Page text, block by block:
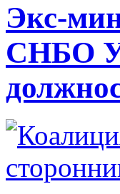
Экс-
СНБО